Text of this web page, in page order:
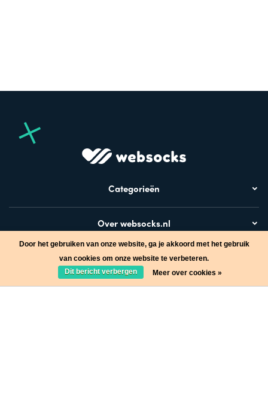
Categorieën
Over websocks.nl
Bezoek ook
Door het gebruiken van onze website, ga je akkoord met het gebruik
van cookies om onze website te verbeteren.
Dit bericht verbergen
Meer over cookies »